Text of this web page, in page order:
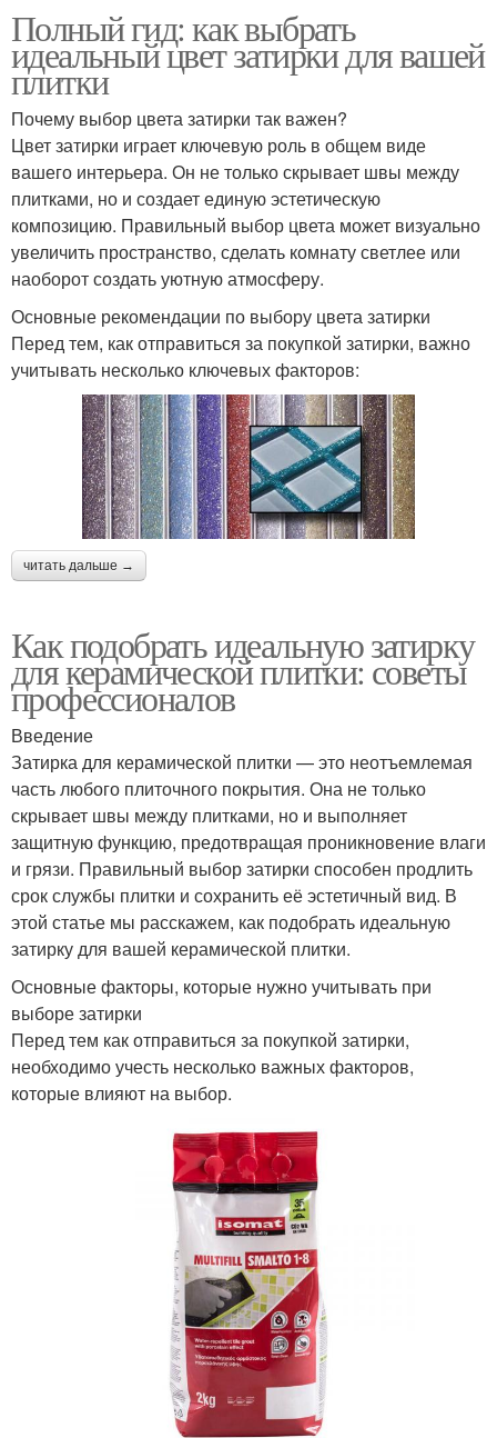
Полный гид: как выбрать
идеальный цвет затирки для вашей
плитки
Почему выбор цвета затирки так важен?
Цвет затирки играет ключевую роль в общем виде
вашего интерьера. Он не только скрывает швы между
плитками, но и создает единую эстетическую
композицию. Правильный выбор цвета может визуально
увеличить пространство, сделать комнату светлее или
наоборот создать уютную атмосферу.
Основные рекомендации по выбору цвета затирки
Перед тем, как отправиться за покупкой затирки, важно
учитывать несколько ключевых факторов:
читать дальше →
Как подобрать идеальную затирку
для керамической плитки: советы
профессионалов
Введение
Затирка для керамической плитки — это неотъемлемая
часть любого плиточного покрытия. Она не только
скрывает швы между плитками, но и выполняет
защитную функцию, предотвращая проникновение влаги
и грязи. Правильный выбор затирки способен продлить
срок службы плитки и сохранить её эстетичный вид. В
этой статье мы расскажем, как подобрать идеальную
затирку для вашей керамической плитки.
Основные факторы, которые нужно учитывать при
выборе затирки
Перед тем как отправиться за покупкой затирки,
необходимо учесть несколько важных факторов,
которые влияют на выбор.